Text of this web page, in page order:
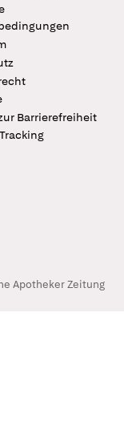
Barrierefreiheit
Apotheker Zeitung